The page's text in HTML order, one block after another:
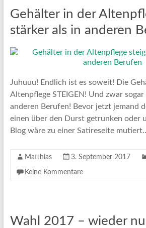
Gehälter in der
stärker als in anderen
Juhuuu! Endlich ist es soweit! Die
Altenpflege STEIGEN! Und zwar
anderen Berufen! Bevor jetzt jemand
einen über den Durst getrunken oder
Blog wäre zu einer Satireseite
Matthias 3. September 2017
Keine Kommentare
Wahl 2017 – wieder